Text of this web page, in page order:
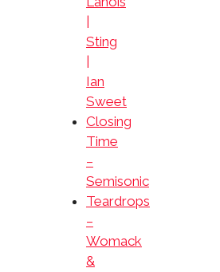
Sting
Ian
Sweet
Closing
Time
–
Semisonic
Teardrops
–
Womack
&